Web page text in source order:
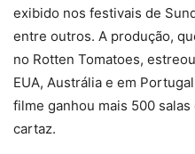
exibido nos festivais de
entre outros. A produção,
no Rotten Tomatoes,
EUA, Austrália e em
filme ganhou mais 500
cartaz.